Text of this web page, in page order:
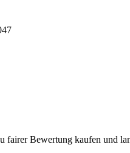
fairer Bewertung kaufen und